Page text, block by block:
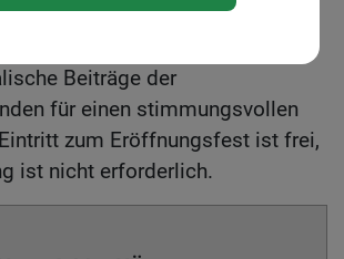
Einzug der Regionspartner
Anton Kasser, anschließend
Beiträge der
für einen stimmungsvollen
zum Eröffnungsfest ist frei,
ist nicht erforderlich.